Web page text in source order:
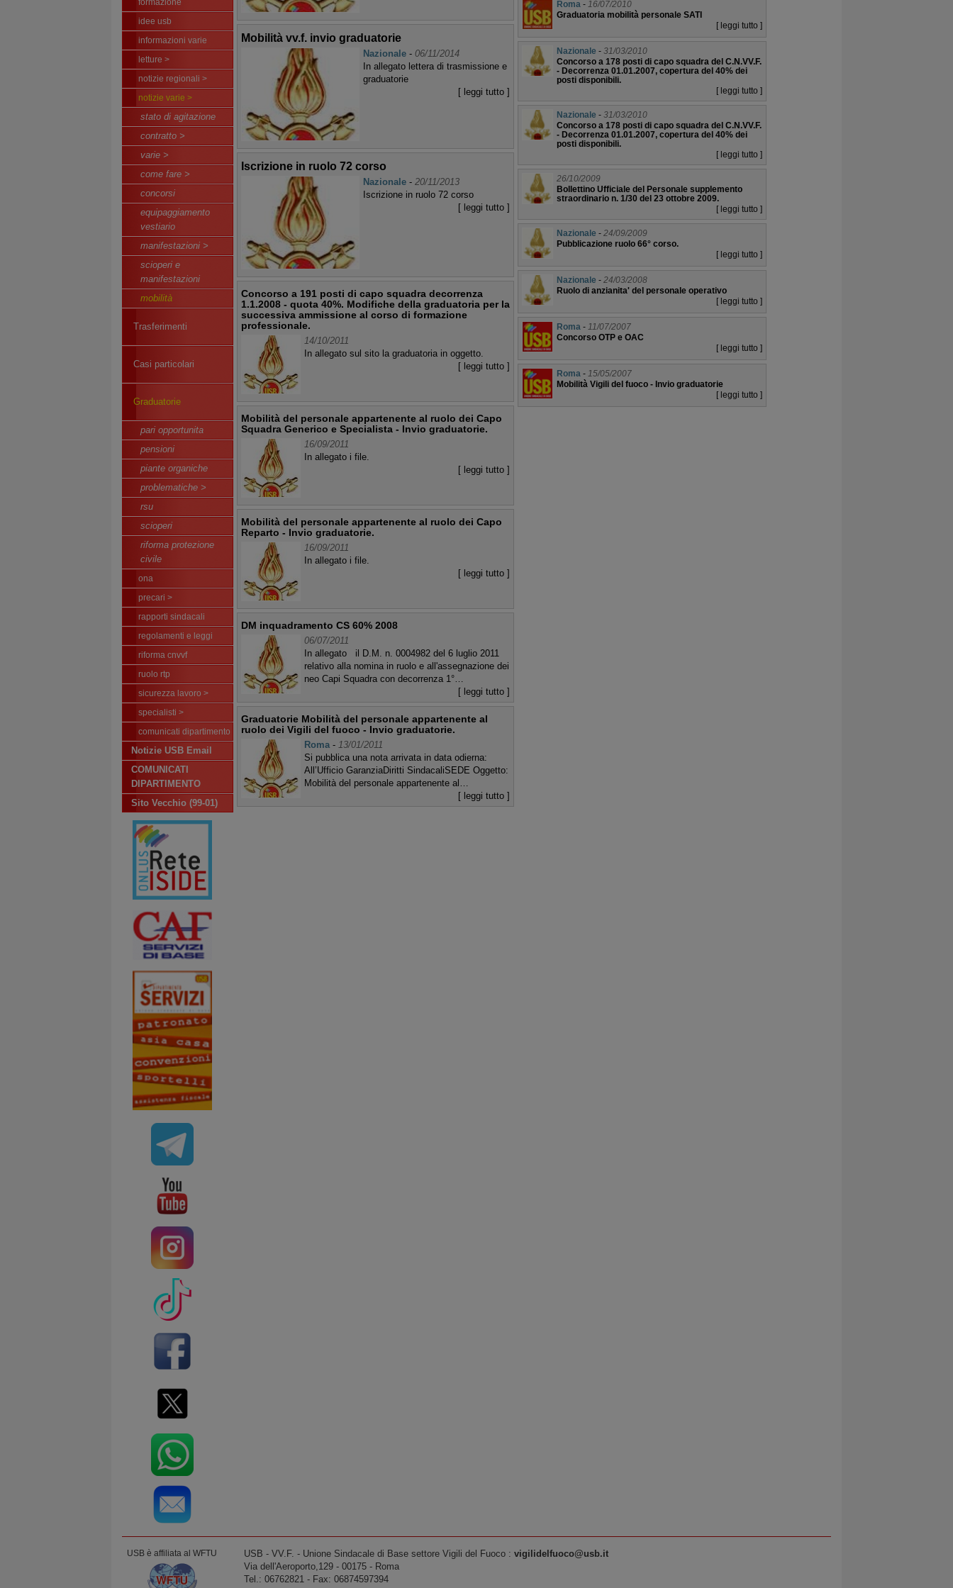
formazione
idee usb
informazioni varie
letture >
notizie regionali >
notizie varie >
stato di agitazione
contratto >
varie >
come fare >
concorsi
equipaggiamento
vestiario
manifestazioni >
scioperi e
manifestazioni
mobilità
Trasferimenti
Casi particolari
Graduatorie
pari opportunita
pensioni
piante organiche
problematiche >
rsu
scioperi
riforma protezione
civile
ona
precari >
rapporti sindacali
regolamenti e leggi
riforma cnvvf
ruolo rtp
sicurezza lavoro >
specialisti >
comunicati dipartimento
Notizie USB Email
COMUNICATI
DIPARTIMENTO
Sito Vecchio (99-01)
Mobilità vv.f. invio graduatorie
Nazionale- 06/11/2014
In allegato lettera di trasmissione e
graduatorie
[ leggi tutto ]
Iscrizione in ruolo 72 corso
Nazionale- 20/11/2013
Iscrizione in ruolo 72 corso
[ leggi tutto ]
Concorso a 191 posti di capo squadra decorrenza
1.1.2008 - quota 40%. Modifiche della graduatoria per la
successiva ammissione al corso di formazione
professionale.
14/10/2011
In allegato sul sito la graduatoria in oggetto.
[ leggi tutto ]
Mobilità del personale appartenente al ruolo dei Capo
Squadra Generico e Specialista - Invio graduatorie.
16/09/2011
In allegato i file.
[ leggi tutto ]
Mobilità del personale appartenente al ruolo dei Capo
Reparto - Invio graduatorie.
16/09/2011
In allegato i file.
[ leggi tutto ]
DM inquadramento CS 60% 2008
06/07/2011
In allegato il D.M. n. 0004982 del 6 luglio 2011
relativo alla nomina in ruolo e all'assegnazione dei
neo Capi Squadra con decorrenza 1°…
[ leggi tutto ]
Graduatorie Mobilità del personale appartenente al
ruolo dei Vigili del fuoco - Invio graduatorie.
Roma- 13/01/2011
Si pubblica una nota arrivata in data odierna:
All’Ufficio GaranziaDiritti SindacaliSEDE Oggetto:
Mobilità del personale appartenente al…
[ leggi tutto ]
Roma- 16/07/2010
Graduatoria mobilità personale SATI
[ leggi tutto ]
Nazionale - 31/03/2010
Concorso a 178 posti di capo squadra del C.N.VV.F.
- Decorrenza 01.01.2007, copertura del 40% dei
posti disponibili.
[ leggi tutto ]
Nazionale - 31/03/2010
Concorso a 178 posti di capo squadra del C.N.VV.F.
- Decorrenza 01.01.2007, copertura del 40% dei
posti disponibili.
[ leggi tutto ]
26/10/2009
Bollettino Ufficiale del Personale supplemento
straordinario n. 1/30 del 23 ottobre 2009.
[ leggi tutto ]
Nazionale - 24/09/2009
Pubblicazione ruolo 66° corso.
[ leggi tutto ]
Nazionale - 24/03/2008
Ruolo di anzianita' del personale operativo
[ leggi tutto ]
Roma- 11/07/2007
Concorso OTP e OAC
[ leggi tutto ]
Roma- 15/05/2007
Mobilità Vigili del fuoco - Invio graduatorie
[ leggi tutto ]
USB è affiliata al WFTU USB ‐ VV.F. - Unione Sindacale di Base settore Vigili del Fuoco : vigilidelfuoco@usb.it
Via dell'Aeroporto,129 ‐ 00175 ‐ Roma
Tel.: 06762821 ‐ Fax: 06874597394